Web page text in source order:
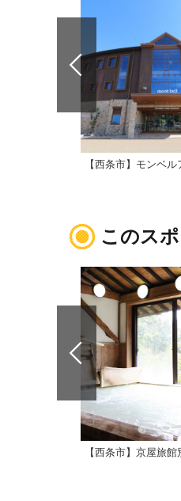
このス
【西条市】京屋旅